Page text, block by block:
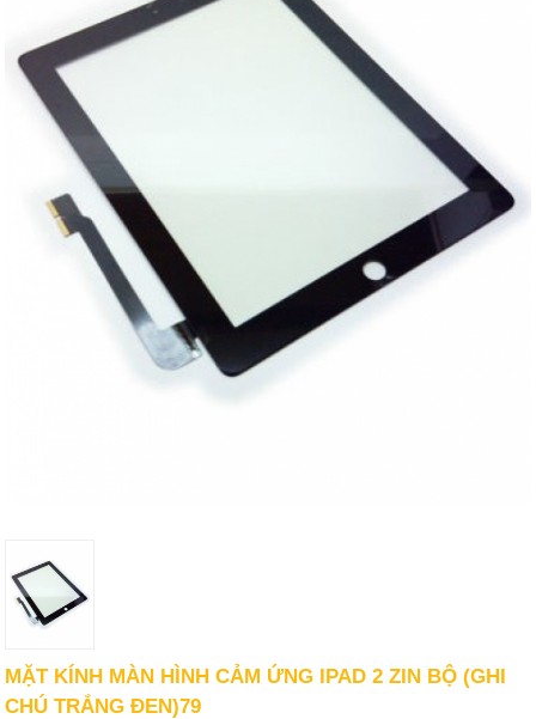
MẶT KÍNH MÀN HÌNH CẢM ỨNG IPAD 2 ZIN BỘ (GHI
CHÚ TRẮNG ĐEN)79